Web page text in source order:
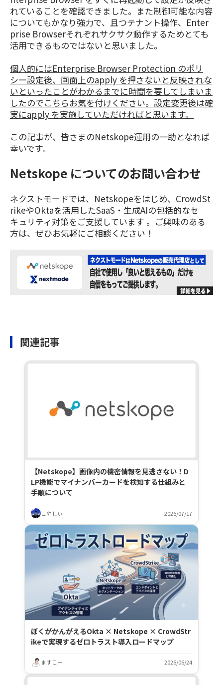
れていることを確認できました。また制御可能な内容
についてもかなり強力で、且つテナント操作、Enter
prise Browserそれぞれサクサク動作するためとても
活用できるものではないと思いました。
個人的にはEnterprise Browser Protection のポリ
シー設定後、画面上のapply を押さないと反映されな
いといったことがわかるまでに時間を要してしまいま
したのでこちらお気を付けください。設定変更後は確
実にapply を実施していただければと思います。
この記事が、皆さまのNetskope運用の一助となれば
幸いです。
Netskope についてのお問い合わせ
ネクストモードでは、Netskopeをはじめ、CrowdSt
rikeやOktaを活用したSaaS・生成AIの包括的なセ
キュリティ対策をご支援しています 。ご興味のある
方は、ぜひお気軽にご相談ください！
関連記事
【Netskope】画像内の機密情報を見逃さない！D
LP機能でマイナンバーカードを検知する仕組みと
手順について
こやしぃ 2026/07/17
ぼくがかんがえるOkta × Netskope × CrowdStr
ikeで実現するゼロトラスト導入ロードマップ
ますこー 2026/06/24